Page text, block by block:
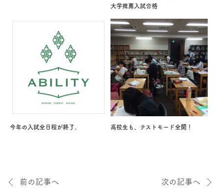
大学推薦入試合格
今年の入試全日程が終了。 高校生も、テストモード全開！
前の記事へ 次の記事へ